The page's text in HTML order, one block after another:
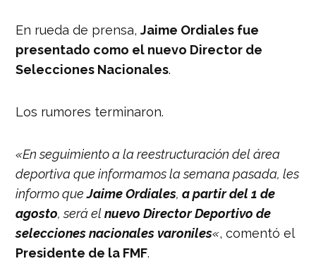
En rueda de prensa,Jaime Ordiales fue
presentado como el nuevo Director de
Selecciones Nacionales.
Los rumores terminaron.
«En seguimiento a la reestructuración del área
deportiva que informamos la semana pasada, les
informo queJaime Ordiales,a partir del 1 de
agosto, será elnuevo Director Deportivo de
selecciones nacionales varoniles«, comentó el
Presidente de la FMF.